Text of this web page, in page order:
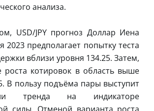
анализа.
USD/JPY прогноз Доллар Иена
2023 предполагает попытку теста
вблизи уровня 134.25. Затем,
роста котировок в область выше
В пользу подъёма пары выступит
тренда на индикаторе